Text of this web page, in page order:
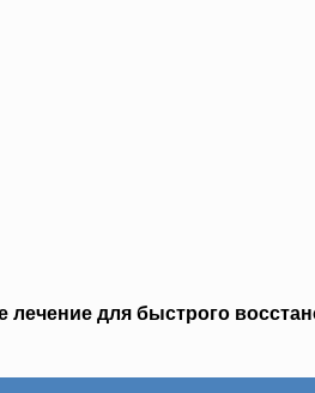
для быстрого